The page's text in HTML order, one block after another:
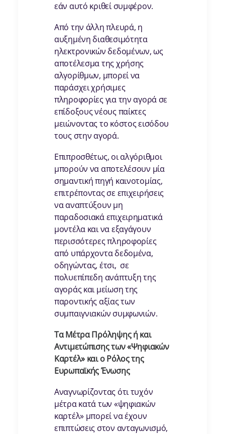
εάν αυτό κριθεί συμφέρον.
Από την άλλη πλευρά, η
αυξημένη διαθεσιμότητα
ηλεκτρονικών δεδομένων, ως
αποτέλεσμα της χρήσης
αλγορίθμων, μπορεί να
παράσχει χρήσιμες
πληροφορίες για την αγορά σε
επίδοξους νέους παίκτες
μειώνοντας το κόστος εισόδου
τους στην αγορά.
Επιπροσθέτως, οι αλγόριθμοι
μπορούν να αποτελέσουν μία
σημαντική πηγή καινοτομίας,
επιτρέποντας σε επιχειρήσεις
να αναπτύξουν μη
παραδοσιακά επιχειρηματικά
μοντέλα και να εξαγάγουν
περισσότερες πληροφορίες
από υπάρχοντα δεδομένα,
οδηγώντας, έτσι, σε
πολυεπίπεδη ανάπτυξη της
αγοράς και μείωση της
παροντικής αξίας των
συμπαιγνιακών συμφωνιών.
Τα Μέτρα Πρόληψης ή και
Αντιμετώπισης των «Ψηφιακών
Καρτέλ» και o Ρόλος της
Ευρωπαϊκής Ένωσης
Αναγνωρίζοντας ότι τυχόν
μέτρα κατά των «ψηφιακών
καρτέλ» μπορεί να έχουν
επιπτώσεις στον ανταγωνισμό,